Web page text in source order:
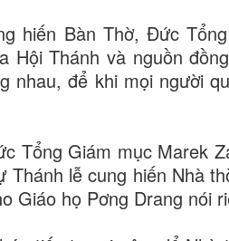
hiến Bàn Thờ, Đức
Hội Thánh và nguồn
nhau, để khi mọi người
Tổng Giám mục Marek
Thánh lễ cung hiến Nhà
Giáo họ Pơng Drang nói